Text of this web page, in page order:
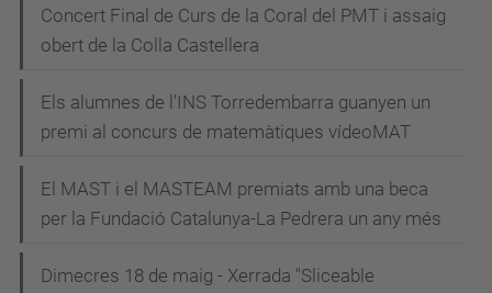
g
c
Concert Final de Curs de la Coral del PMT i assaig
obert de la Colla Castellera
Els alumnes de l'INS Torredembarra guanyen un
premi al concurs de matemàtiques vídeoMAT
El MAST i el MASTEAM premiats amb una beca
per la Fundació Catalunya-La Pedrera un any més
Dimecres 18 de maig - Xerrada "Sliceable